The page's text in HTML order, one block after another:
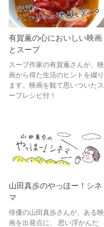
有賀薫の心においしい映画
とスープ
スープ作家の有賀薫さんが、映
画から得た生活のヒントを綴り
ます。映画を観て思いついたス
ープレシピ付！
山田真歩のやっほー！シネ
マ
俳優の山田真歩さんが、ある映
画を出発点に、 思い浮かんだ